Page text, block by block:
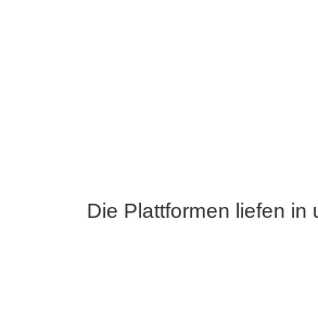
Die Plattformen liefen